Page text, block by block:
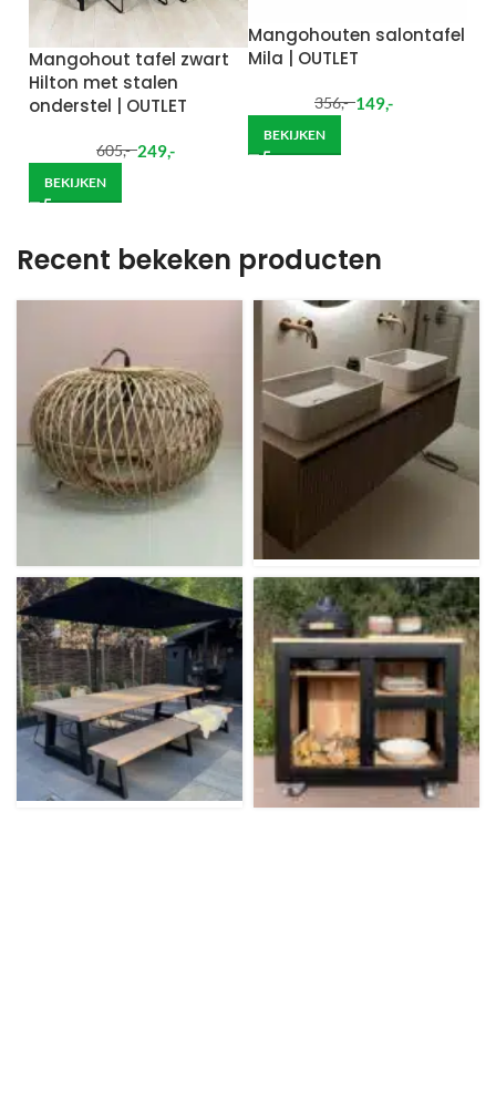
Mangohout tafel zwart
Hilton met stalen
onderstel | OUTLET
605,- 249,-
BEKIJKEN
Mangohouten salontafel
Mila | OUTLET
356,- 149,-
BEKIJKEN
Recent bekeken producten